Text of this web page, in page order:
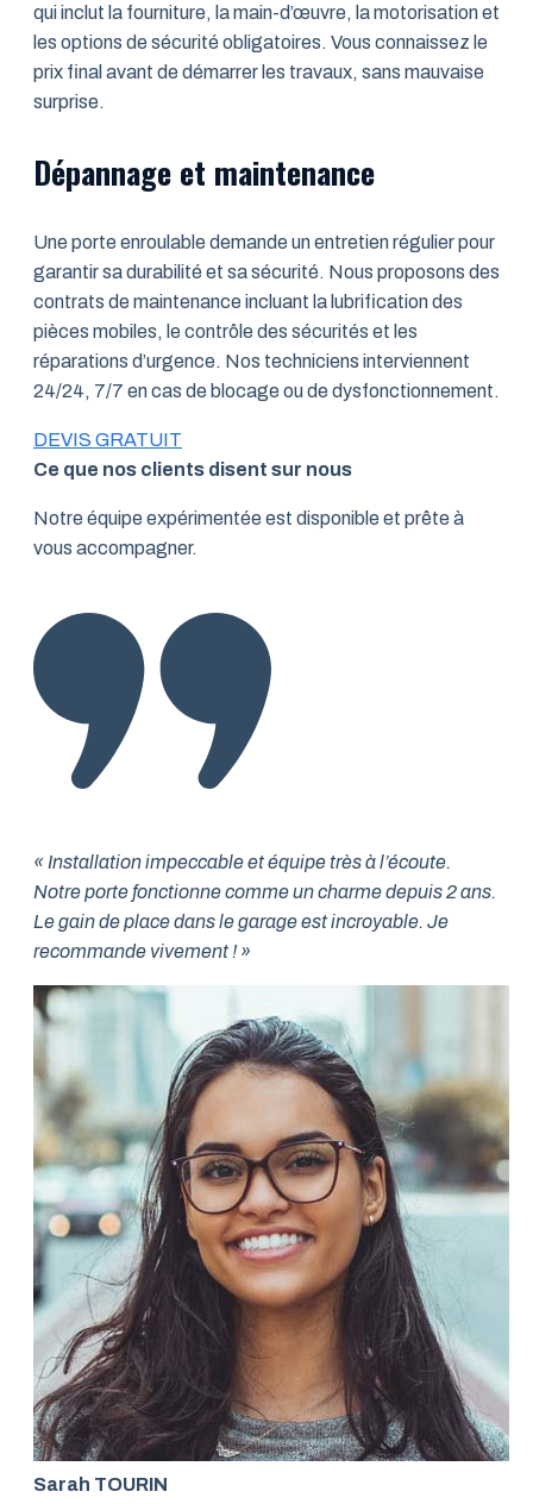
qui inclut la fourniture, la main-d’œuvre, la motorisation et
les options de sécurité obligatoires. Vous connaissez le
prix final avant de démarrer les travaux, sans mauvaise
surprise.
Dépannage et maintenance
Une porte enroulable demande un entretien régulier pour
garantir sa durabilité et sa sécurité. Nous proposons des
contrats de maintenance incluant la lubrification des
pièces mobiles, le contrôle des sécurités et les
réparations d’urgence. Nos techniciens interviennent
24/24, 7/7 en cas de blocage ou de dysfonctionnement.
DEVIS GRATUIT
Ce que nos clients disent sur nous
Notre équipe expérimentée est disponible et prête à
vous accompagner.
« Installation impeccable et équipe très à l’écoute.
Notre porte fonctionne comme un charme depuis 2 ans.
Le gain de place dans le garage est incroyable. Je
recommande vivement ! »
Sarah TOURIN